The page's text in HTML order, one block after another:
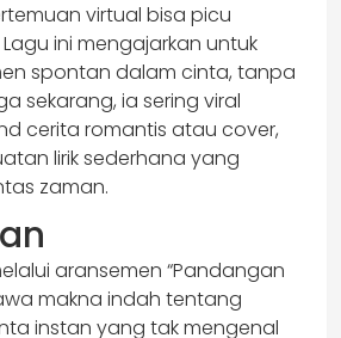
virtual bisa picu
ini mengajarkan untuk
spontan dalam cinta, tanpa
sekarang, ia sering viral
cerita romantis atau cover,
lirik sederhana yang
zaman.
aransemen “Pandangan
makna indah tentang
instan yang tak mengenal